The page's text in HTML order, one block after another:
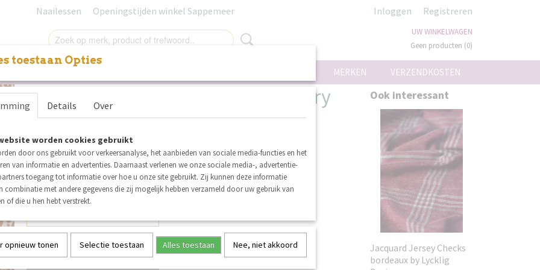
Naailessen Openingstijden winkel Sappemeer Inloggen Registreren
UW WINKELWAGEN
Geen producten (0)
VERZENDKOSTEN
MERKEN
Swafing tricot Happy Leo by Cherry
Picking koper beige
€ 1,59 per stuk
Minimum aantal is 3 voor € 4,77 (inclusief btw 21%)
✓Op voorraad
Aantal
IN WINKELWAGEN
Ook interessant
Jacquard Jersey Checks
bordeaux by Lycklig
toestaan Opties
Details Over
worden cookies gebruikt
door ons gebruikt voor verkeersanalyse, het aanbieden van sociale media-functies en het
van informatie en advertenties. Daarnaast verlenen we onze sociale media-, advertentie-
toegang tot informatie over hoe u onze site gebruikt. Zij kunnen deze informatie
combinatie met andere gegevens die zij mogelijk hebben verzameld door uw gebruik van
of die u hen hebt verstrekt.
opnieuw tonen Selectie toestaan Alles toestaan Nee, niet akkoord